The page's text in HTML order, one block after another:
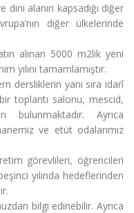
alanın kapsadığı diğer
diğer ülkelerinde
alınan 5000 m2lik yeni
yılını tamamlamıştır.
dersliklerin yanı sıra idarî
toplantı salonu, mescid,
Ayrıca
ve etüt odalarımız
görevlileri, öğrencileri
yılında hedeflerinden
bilgi edinebilir. Ayrıca